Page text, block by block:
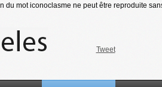
du mot iconoclasme ne peut être reproduite
Tweet